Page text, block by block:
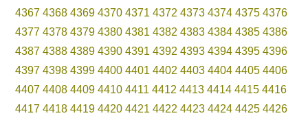
4367 4368 4369 4370 4371 4372 4373 4374 4375 4376
4377 4378 4379 4380 4381 4382 4383 4384 4385 4386
4387 4388 4389 4390 4391 4392 4393 4394 4395 4396
4397 4398 4399 4400 4401 4402 4403 4404 4405 4406
4407 4408 4409 4410 4411 4412 4413 4414 4415 4416
4417 4418 4419 4420 4421 4422 4423 4424 4425 4426